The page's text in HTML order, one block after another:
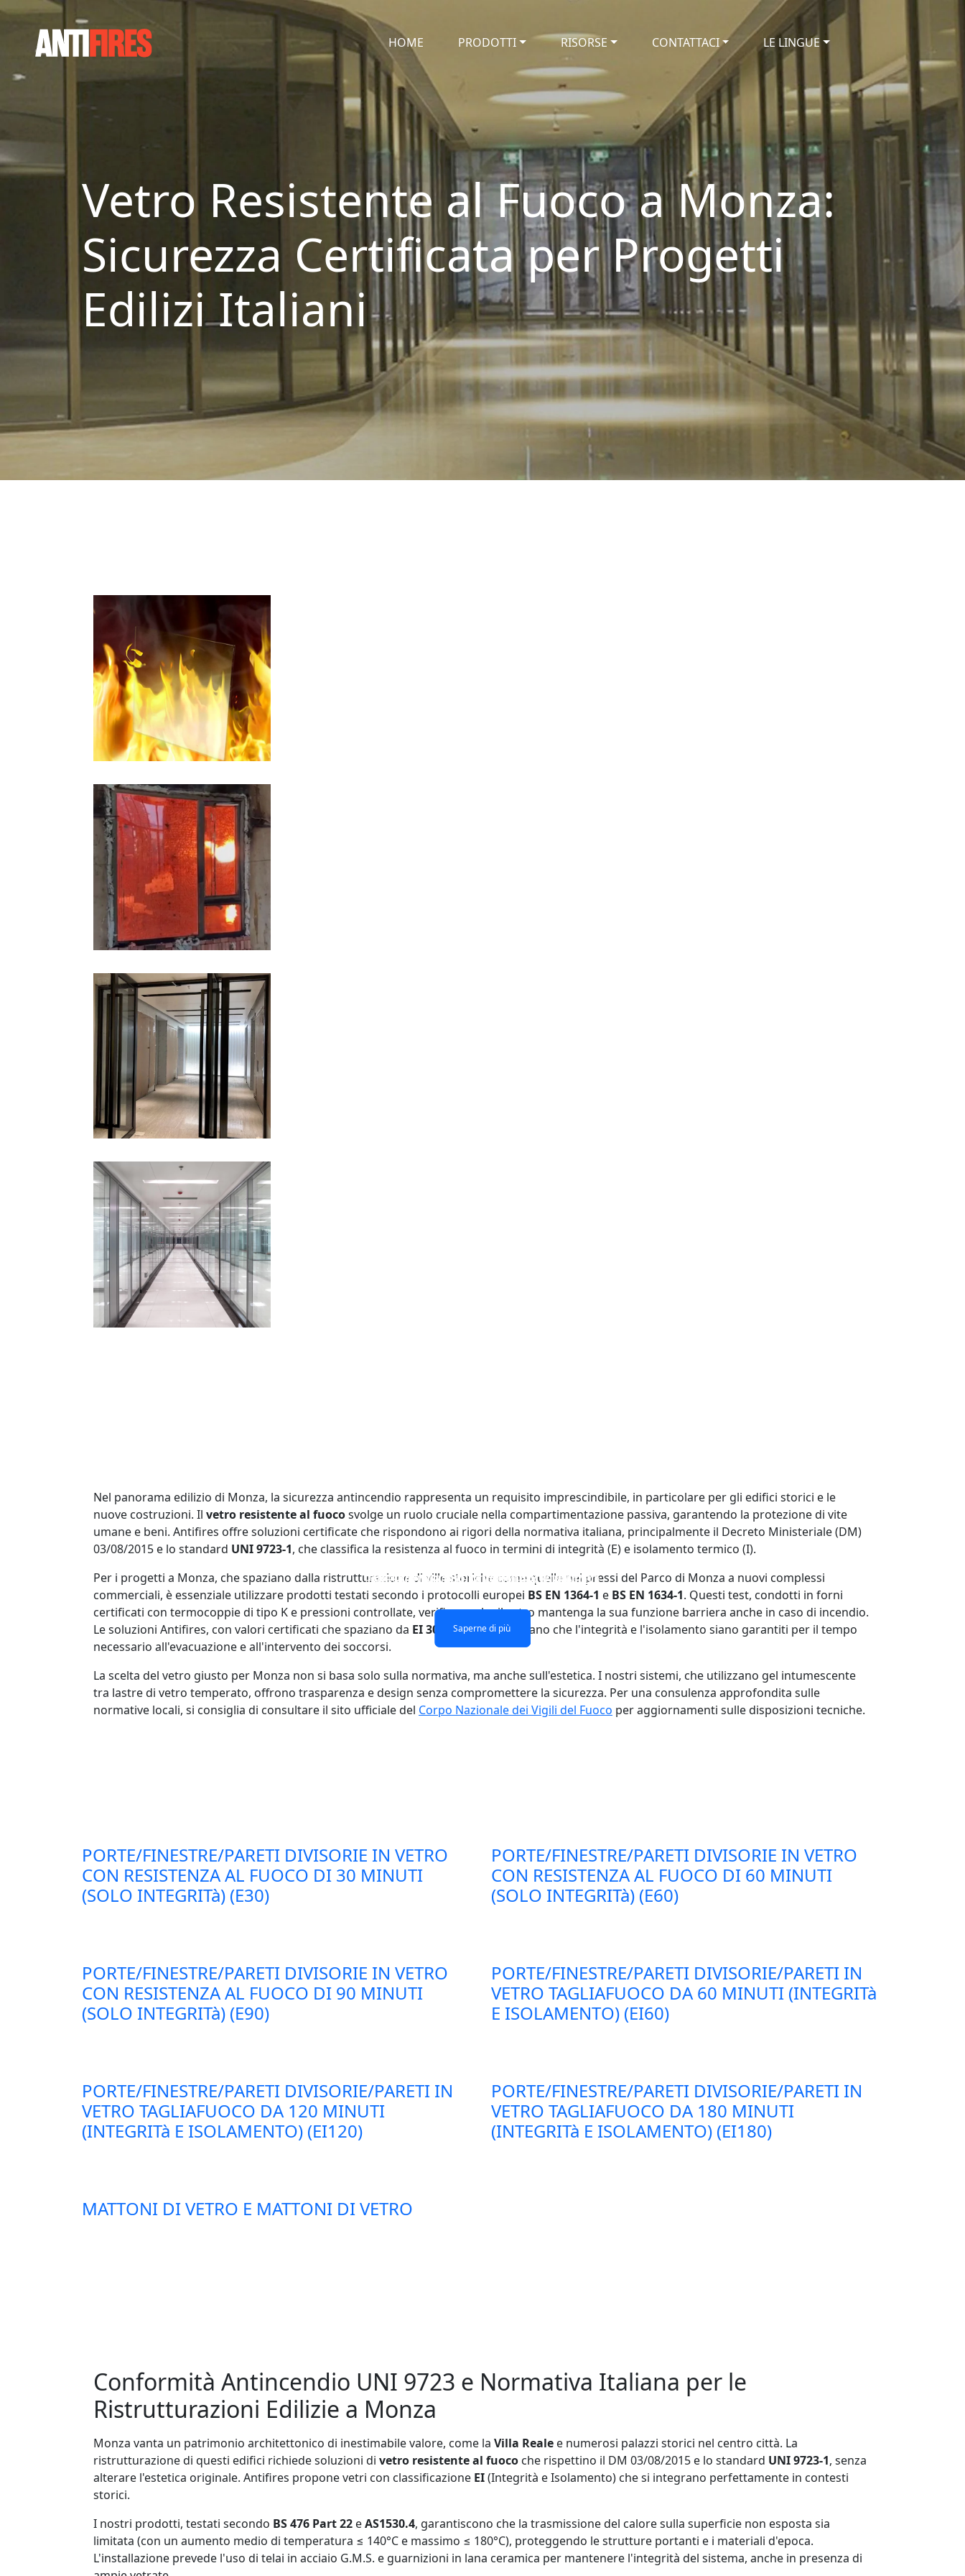
HOME PRODOTTI RISORSE CONTATTACI LE LINGUE
Vetro Resistente al Fuoco a Monza:
Sicurezza Certificata per Progetti
Edilizi Italiani
VETRO SINGOLO STRATO TAGLIAFUOCO
Saperne di più
VETRO TAGLIAFUOCO DOPPIO STRATO
Saperne di più
FINESTRE E PORTE CON VETRI ANTIFUOCO
Saperne di più
PARETE DIVISORIA IN VETRO TAGLIAFUOCO
Saperne di più
Nel panorama edilizio di Monza, la sicurezza antincendio rappresenta un requisito imprescindibile, in particolare per gli edifici storici e le
nuove costruzioni. Il vetro resistente al fuocosvolge un ruolo cruciale nella compartimentazione passiva, garantendo la protezione di vite
umane e beni. Antifires offre soluzioni certificate che rispondono ai rigori della normativa italiana, principalmente il Decreto Ministeriale (DM)
03/08/2015 e lo standard UNI 9723-1, che classifica la resistenza al fuoco in termini di integrità (E) e isolamento termico (I).
Per i progetti a Monza, che spaziano dalla ristrutturazione di ville storiche come quelle nei pressi del Parco di Monza a nuovi complessi
commerciali, è essenziale utilizzare prodotti testati secondo i protocolli europei BS EN 1364-1 e BS EN 1634-1. Questi test, condotti in forni
certificati con termocoppie di tipo K e pressioni controllate, verificano che il vetro mantenga la sua funzione barriera anche in caso di incendio.
Le soluzioni Antifires, con valori certificati che spaziano da EI 30 a EI 120, assicurano che l'integrità e l'isolamento siano garantiti per il tempo
necessario all'evacuazione e all'intervento dei soccorsi.
La scelta del vetro giusto per Monza non si basa solo sulla normativa, ma anche sull'estetica. I nostri sistemi, che utilizzano gel intumescente
tra lastre di vetro temperato, offrono trasparenza e design senza compromettere la sicurezza. Per una consulenza approfondita sulle
normative locali, si consiglia di consultare il sito ufficiale del Corpo Nazionale dei Vigili del Fuoco per aggiornamenti sulle disposizioni tecniche.
PORTE/FINESTRE/PARETI DIVISORIE IN VETRO
CON RESISTENZA AL FUOCO DI 30 MINUTI
(SOLO INTEGRITà) (E30)
PORTE/FINESTRE/PARETI DIVISORIE IN VETRO
CON RESISTENZA AL FUOCO DI 60 MINUTI
(SOLO INTEGRITà) (E60)
PORTE/FINESTRE/PARETI DIVISORIE IN VETRO
CON RESISTENZA AL FUOCO DI 90 MINUTI
(SOLO INTEGRITà) (E90)
PORTE/FINESTRE/PARETI DIVISORIE/PARETI IN
VETRO TAGLIAFUOCO DA 60 MINUTI (INTEGRITà
E ISOLAMENTO) (EI60)
PORTE/FINESTRE/PARETI DIVISORIE/PARETI IN
VETRO TAGLIAFUOCO DA 120 MINUTI
(INTEGRITà E ISOLAMENTO) (EI120)
PORTE/FINESTRE/PARETI DIVISORIE/PARETI IN
VETRO TAGLIAFUOCO DA 180 MINUTI
(INTEGRITà E ISOLAMENTO) (EI180)
MATTONI DI VETRO E MATTONI DI VETRO
Conformità Antincendio UNI 9723 e Normativa Italiana per le
Ristrutturazioni Edilizie a Monza
Monza vanta un patrimonio architettonico di inestimabile valore, come la Villa Reale e numerosi palazzi storici nel centro città. La
ristrutturazione di questi edifici richiede soluzioni di vetro resistente al fuoco che rispettino il DM 03/08/2015 e lo standard UNI 9723-1, senza
alterare l'estetica originale. Antifires propone vetri con classificazione EI(Integrità e Isolamento) che si integrano perfettamente in contesti
storici.
I nostri prodotti, testati secondo BS 476 Part 22 eAS1530.4, garantiscono che la trasmissione del calore sulla superficie non esposta sia
limitata (con un aumento medio di temperatura ≤ 140°C e massimo ≤ 180°C), proteggendo le strutture portanti e i materiali d'epoca.
L'installazione prevede l'uso di telai in acciaio G.M.S. e guarnizioni in lana ceramica per mantenere l'integrità del sistema, anche in presenza di